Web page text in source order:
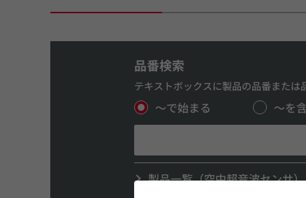
品番検索
テキストボックスに製品の品番または
～で始まる ～を
製品一覧（空中超音波センサ）